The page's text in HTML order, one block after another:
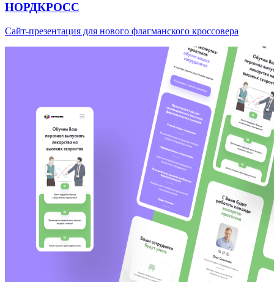
НОРДКРОСС
Сайт-презентация для нового флагманского кроссовера